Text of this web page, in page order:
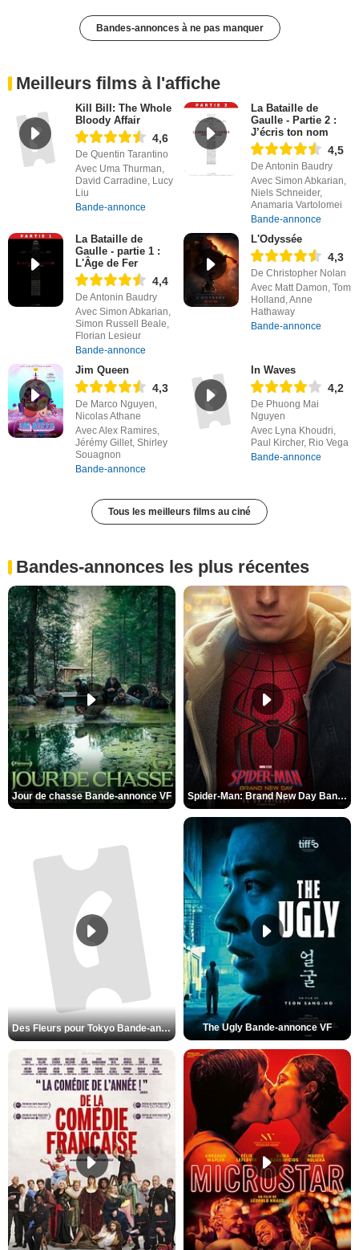
Bandes-annonces à ne pas manquer
Meilleurs films à l'affiche
Kill Bill: The Whole
Bloody Affair
4,6
De Quentin Tarantino
Avec Uma Thurman,
David Carradine, Lucy
Liu
Bande-annonce
La Bataille de
Gaulle - Partie 2 :
J’écris ton nom
4,5
De Antonin Baudry
Avec Simon Abkarian,
Niels Schneider,
Anamaria Vartolomei
Bande-annonce
La Bataille de
Gaulle - partie 1 :
L'Âge de Fer
4,4
De Antonin Baudry
Avec Simon Abkarian,
Simon Russell Beale,
Florian Lesieur
Bande-annonce
L'Odyssée
4,3
De Christopher Nolan
Avec Matt Damon, Tom
Holland, Anne
Hathaway
Bande-annonce
Jim Queen
4,3
De Marco Nguyen,
Nicolas Athane
Avec Alex Ramires,
Jérémy Gillet, Shirley
Souagnon
Bande-annonce
In Waves
4,2
De Phuong Mai
Nguyen
Avec Lyna Khoudri,
Paul Kircher, Rio Vega
Bande-annonce
Tous les meilleurs films au ciné
Bandes-annonces les plus récentes
Jour de chasse Bande-annonce VF Spider-Man: Brand New Day Bande-annonce (3) VO STFR
Des Fleurs pour Tokyo Bande-annonce VO STFR The Ugly Bande-annonce VF